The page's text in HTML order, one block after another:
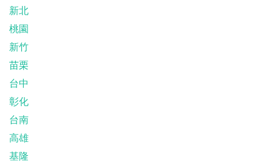
新北
桃園
新竹
苗栗
台中
彰化
台南
高雄
基隆